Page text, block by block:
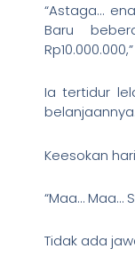
“Astaga…
Baru
Ia tertidur
belanjaannya.
Keesokan
“Maa… Maa…
Tidak ada